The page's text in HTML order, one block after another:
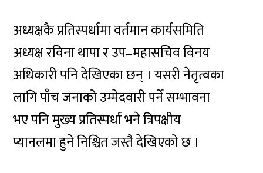
अध्यक्षकै प्रतिस्पर्धामा वर्तमान कार्यसमिति
अध्यक्ष रविना थापा र उप–महासचिव विनय
अधिकारी पनि देखिएका छन् । यसरी नेतृत्वका
लागि पाँच जनाको उम्मेदवारी पर्ने सम्भावना
भए पनि मुख्य प्रतिस्पर्धा भने त्रिपक्षीय
प्यानलमा हुने निश्चित जस्तै देखिएको छ ।